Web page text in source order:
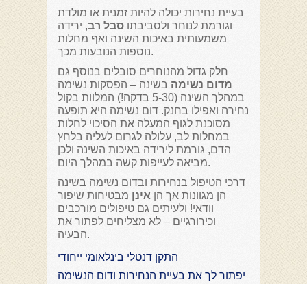
בעיית נחירות יכולה להיות זמנית או מולדת
וגורמת לנוחר ולסביבתו סבל רב, ירידה
משמעותית באיכות השינה ואף מחלות
נוספות הנובעות מכך.
חלק גדול מהנוחרים סובלים בנוסף גם
מדום נשימה בשינה – הפסקות נשימה
במהלך השינה (5-30 בדקה!) המלוות בקול
נחירה ואפילו בחנק. דום נשימה היא תופעה
מסוכנת לגוף המעלה את הסיכוי לחלות
במחלות לב, עלולה לגרום לעליה בלחץ
הדם, גורמת לירידה באיכות השינה ולכן
מביאה לעייפות קשה במהלך היום.
דרכי הטיפול בנחירות ובדום נשימה בשינה
הן מגוונות אך הן אינן מבטיחות שיפור
וודאי! ולעיתים גם טיפולים מורכבים
וכירורגיים – לא מצליחים לפתור את
הבעיה.
התקן דנטלי בינלאומי ייחודי
יפתור לך את בעיית הנחירות ודום הנשימה